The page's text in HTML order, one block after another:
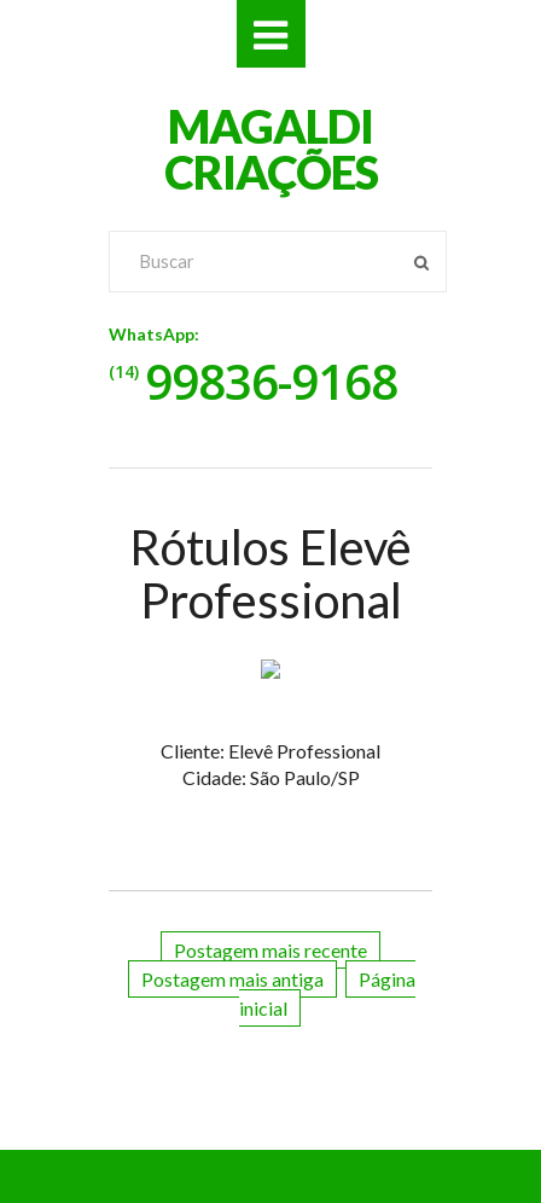
MAGALDI
CRIAÇÕES
WhatsApp:
(14) 99836-9168
Rótulos Elevê
Professional
Cliente: Elevê Professional
Cidade: São Paulo/SP
Postagem mais recente
Postagem mais antiga
Página
inicial